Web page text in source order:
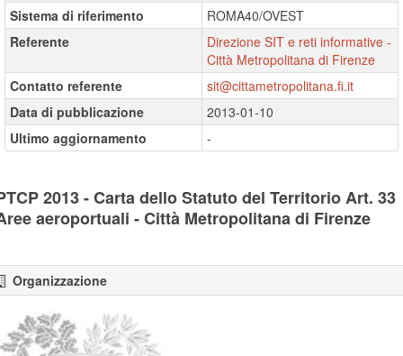
Sistema di riferimento
ROMA40/OVEST
Referente
Direzione SIT e reti informative -
Città Metropolitana di Firenze
Contatto referente
sit@cittametropolitana.fi.it
Data di pubblicazione
2013-01-10
Ultimo aggiornamento
-
2013 - Carta dello Statuto del Territorio Art. 33
aeroportuali - Città Metropolitana di Firenze
Organizzazione